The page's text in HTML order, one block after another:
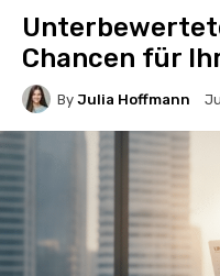
Chancen für
By Julia Hoffmann